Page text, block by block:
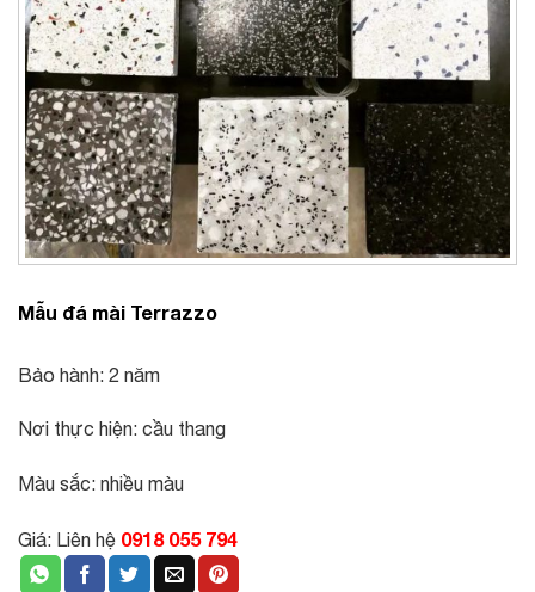
Mẫu đá mài Terrazzo
Bảo hành: 2 năm
Nơi thực hiện: cầu thang
Màu sắc: nhiều màu
Giá: Liên hệ 0918 055 794